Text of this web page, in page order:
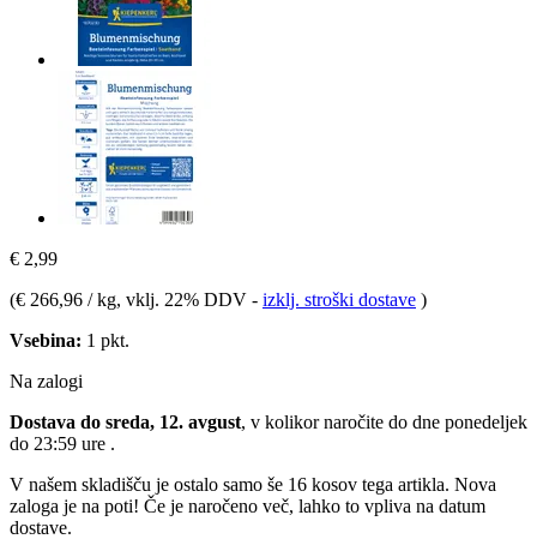
€ 2,99
(€ 266,96 / kg, vklj. 22% DDV - izklj. stroški dostave )
Vsebina: 1 pkt.
Na zalogi
Dostava do sreda, 12. avgust, v kolikor naročite do dne ponedeljek
do 23:59 ure .
V našem skladišču je ostalo samo še 16 kosov tega artikla. Nova
zaloga je na poti! Če je naročeno več, lahko to vpliva na datum
dostave.